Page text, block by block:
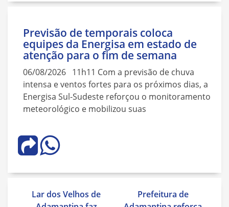
Previsão de temporais coloca
equipes da Energisa em estado de
atenção para o fim de semana
06/08/2026 11h11 Com a previsão de chuva
intensa e ventos fortes para os próximos dias, a
Energisa Sul-Sudeste reforçou o monitoramento
meteorológico e mobilizou suas
Navegação
Lar dos Velhos de
Prefeitura de